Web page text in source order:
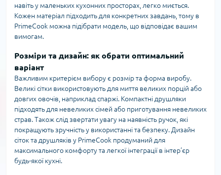
навіть у маленьких кухонних просторах, легко миється.
Кожен матеріал підходить для конкретних завдань, тому в
PrimeCook можна підібрати модель, що відповідає вашим
вимогам.
Розміри та дизайн: як обрати оптимальний
варіант
Важливим критерієм вибору є розмір та форма виробу.
Великі сітки використовують для миття великих порцій або
довгих овочів, наприклад спаржі. Компактні друшляки
підходять для невеликих сімей або приготування невеликих
страв. Також слід звертати увагу на наявність ручок, які
покращують зручність у використанні та безпеку. Дизайн
сіток та друшляків у PrimeCook продуманий для
максимального комфорту та легкої інтеграції в інтер’єр
будь-якої кухні.